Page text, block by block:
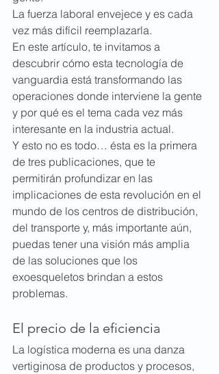
La fuerza laboral envejece y es cada
vez más difícil reemplazarla.
En este artículo, te invitamos a
descubrir cómo esta tecnología de
vanguardia está transformando las
operaciones donde interviene la gente
y por qué es el tema cada vez más
interesante en la industria actual.
Y esto no es todo… ésta es la primera
de tres publicaciones, que te
permitirán profundizar en las
implicaciones de esta revolución en el
mundo de los centros de distribución,
del transporte y, más importante aún,
puedas tener una visión más amplia
de las soluciones que los
exoesqueletos brindan a estos
problemas.
El precio de la eficiencia
La logística moderna es una danza
vertiginosa de productos y procesos,